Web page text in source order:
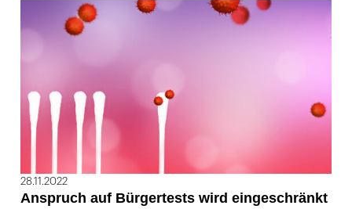
28.11.2022
Anspruch auf Bürgertests wird eingeschränkt